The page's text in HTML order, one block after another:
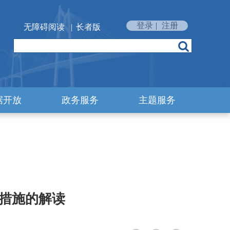
无障碍阅读 | 长者版 登录 | 注册
开放 政务服务 主题服务
施的解读